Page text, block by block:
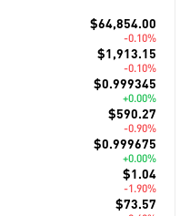
$64,854.00
-0.10%
$1,913.15
-0.10%
$0.999345
+0.00%
$590.27
-0.90%
$0.999675
+0.00%
$1.04
-1.90%
$73.57